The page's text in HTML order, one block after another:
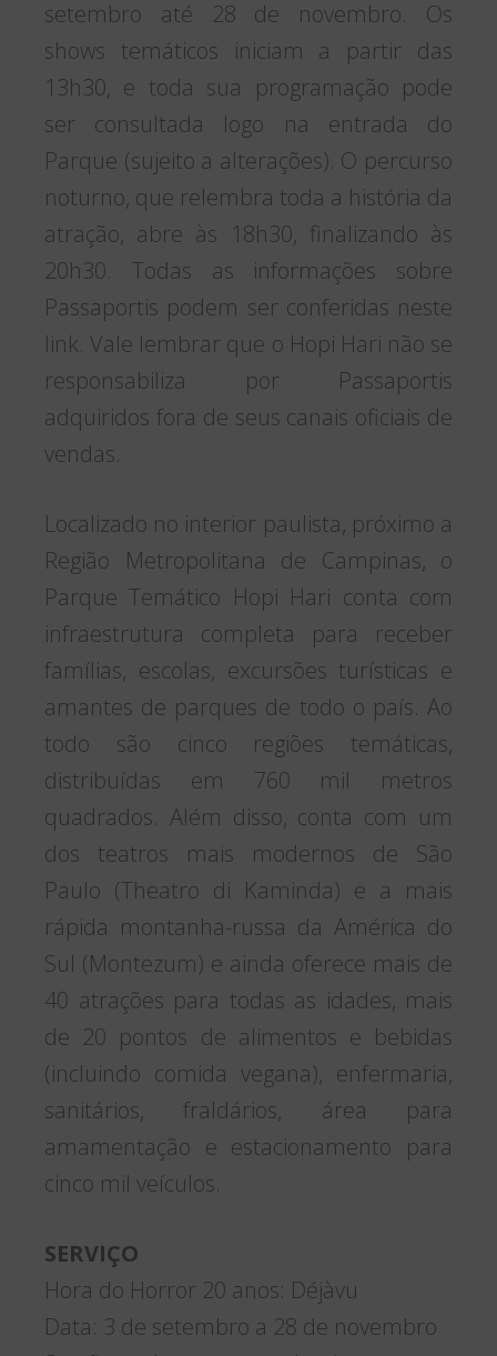
infraestrutura completa para receber
famílias, escolas, excursões turísticas e
amantes de parques de todo o país. Ao
todo são cinco regiões temáticas,
distribuídas em 760 mil metros
quadrados. Além disso, conta com um
dos teatros mais modernos de São
Paulo (Theatro di Kaminda) e a mais
rápida montanha-russa da América do
Sul (Montezum) e ainda oferece mais de
40 atrações para todas as idades, mais
de 20 pontos de alimentos e bebidas
(incluindo comida vegana), enfermaria,
amamentação e estacionamento para
cinco mil veículos.
SERVIÇO
Hora do Horror 20 anos: Déjàvu
Data: 3 de setembro a 28 de novembro
Sessões: de sexta a domingo e em
feriados, shows temáticos a partir das
13h30 e percurso noturno às 18h*
Horário de funcionamento do Parque:
Clique aqui
Central de Vendas: (11) 4210 4000
Serviço de Atendimento: (11) 4290 0333
Local: Hopi Hari – Rodovia dos
Bandeirantes, km 72, Moinho, Vinhedo
(SP) – Mapaaqui
*Sujeito a alterações